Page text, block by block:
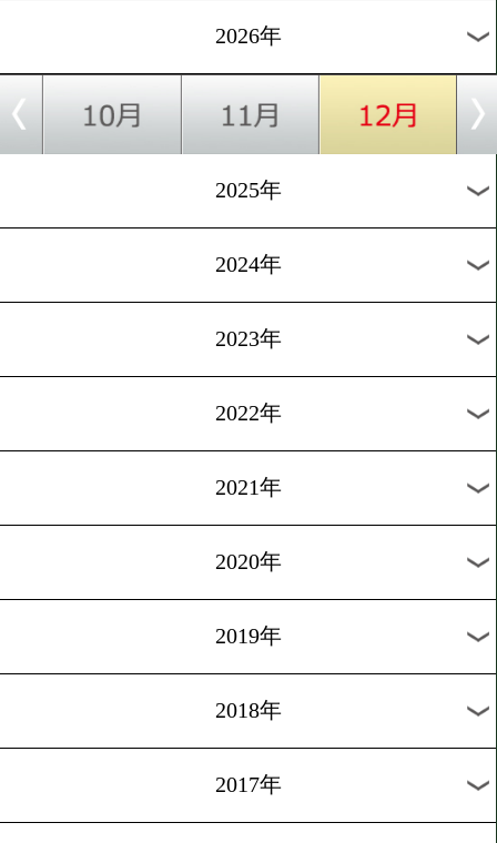
海外結果
月別のタイトル戦
2026年
2025年
2024年
2023年
2021年
2020年